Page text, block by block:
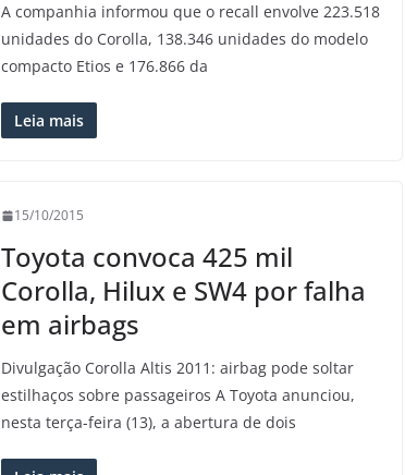
A companhia informou que o recall envolve 223.518
unidades do Corolla, 138.346 unidades do modelo
compacto Etios e 176.866 da
Leia mais
15/10/2015
Toyota convoca 425 mil
Corolla, Hilux e SW4 por falha
em airbags
Divulgação Corolla Altis 2011: airbag pode soltar
estilhaços sobre passageiros A Toyota anunciou,
nesta terça-feira (13), a abertura de dois